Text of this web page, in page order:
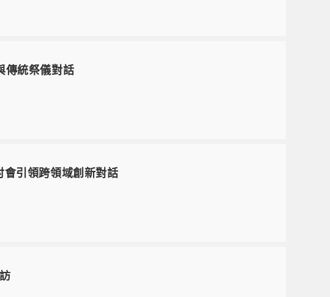
傳統祭儀對話
引領跨領域創新對話